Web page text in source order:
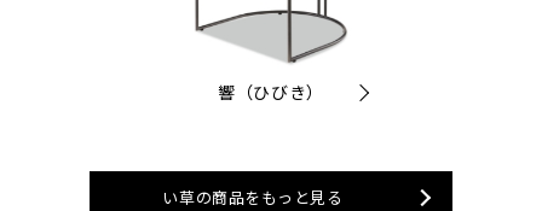
響（ひびき）
い草の商品をもっと見る